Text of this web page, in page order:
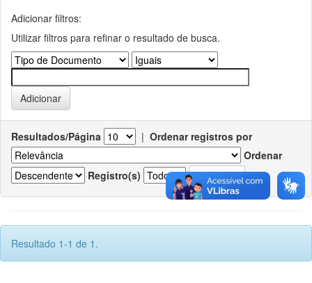
Adicionar filtros:
Utilizar filtros para refinar o resultado de busca.
Resultados/Página | Ordenar registros por
Ordenar
Registro(s)
Resultado 1-1 de 1.